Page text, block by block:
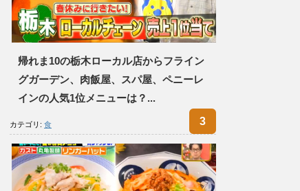
帰れま10の栃木ローカル店からフライン
グガーデン、肉飯屋、スパ屋、ペニーレ
インの人気1位メニューは？...
カテゴリ: 食